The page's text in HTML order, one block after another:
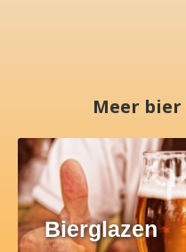
Meer
Bierglazen